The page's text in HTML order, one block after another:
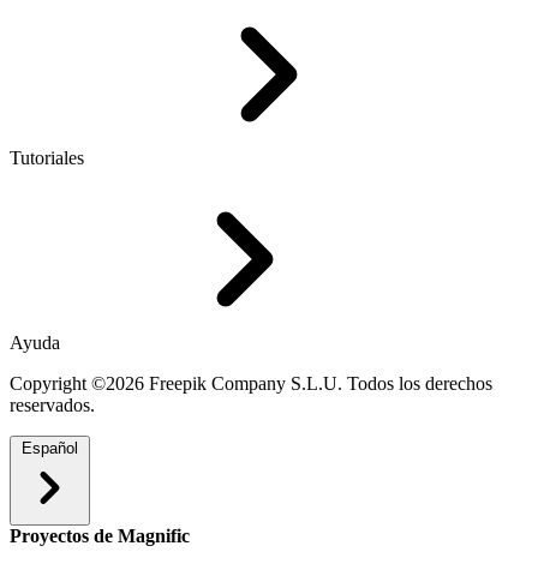
Tutoriales
Ayuda
Copyright ©2026 Freepik Company S.L.U. Todos los derechos
reservados.
Español
Proyectos de Magnific